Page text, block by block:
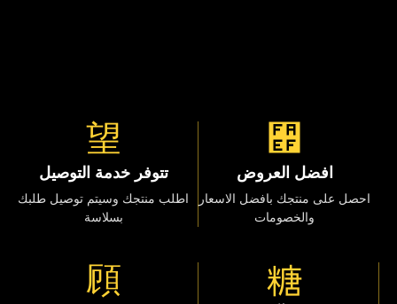
افضل العروض
احصل على منتجك بافضل الاسعار
والخصومات
تتوفر خدمة التوصيل
اطلب منتجك وسيتم توصيل طلبك
بسلاسة